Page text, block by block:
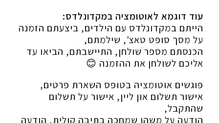
עוד דוגמא לאוטומציה במקדונלדס:
הייתם במקדונלדס עם הילדים, ביצעתם הזמנה
על מסך סופט טאצ', שילמתם,
הכנסתם מספר שולחן, התיישבתם, הביאו עד
אליכם לשולחן את ההזמנה 😊
פוגשים אוטומציה בטופס השארת פרטים,
אישור תשלום און ליין, אישור על תשלום
שהתקבל,
הודעה על משהו שמחכה בתיבה קולית, הודעה